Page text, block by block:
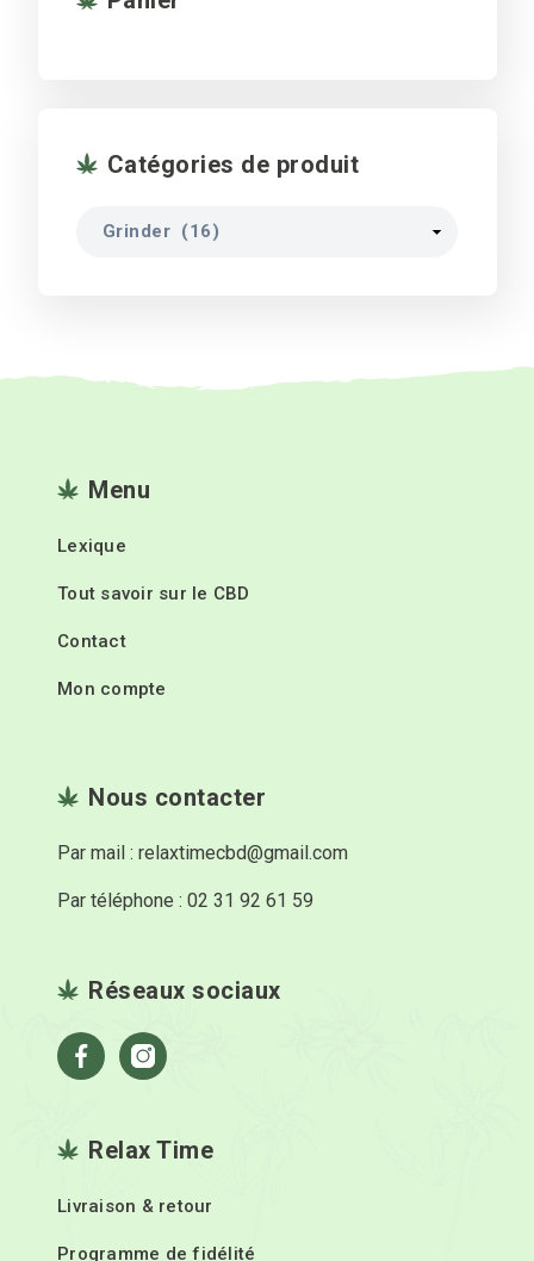
Catégories de produit
Menu
Lexique
Tout savoir sur le CBD
Contact
Mon compte
Nous contacter
Par mail : relaxtimecbd@gmail.com
Par téléphone : 02 31 92 61 59
Réseaux sociaux
FacebookInstagram
Relax Time
Livraison & retour
Programme de fidélité